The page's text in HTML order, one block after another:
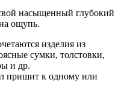
насыщенный глубокий
ощупь.
изделия из
сумки, толстовки,
и др.
пришит к одному или